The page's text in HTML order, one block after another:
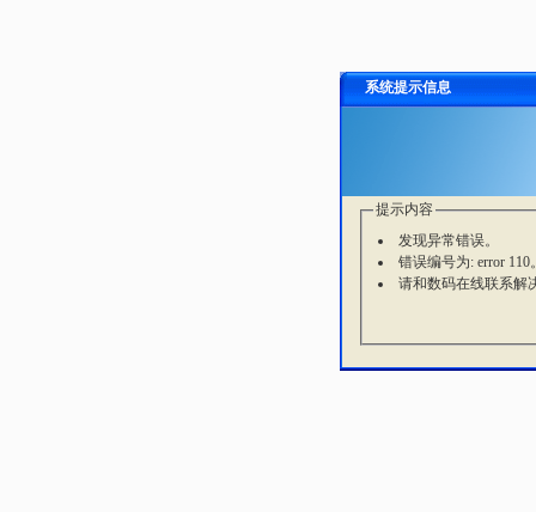
系统提示信息
提示内容
发现异常错误。
错误编号为: error 110
请和数码在线联系解